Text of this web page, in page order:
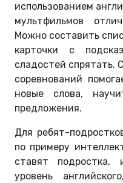
использованием
мультфильмов
Можно составить
карточки с
сладостей спрятать.
соревнований
новые слова,
предложения.
Для ребят-
по примеру
ставят подростка,
уровень